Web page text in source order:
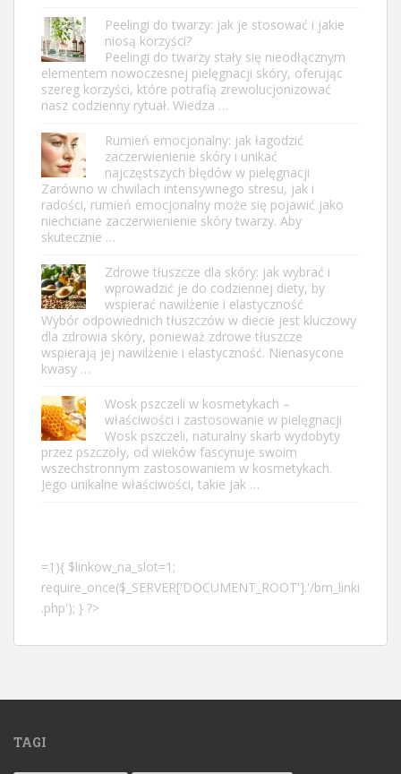
Peelingi do twarzy: jak je stosować i jakie
niosą korzyści?
Peelingi do twarzy stały się nieodłącznym
elementem nowoczesnej pielęgnacji skóry, oferując
szereg korzyści, które potrafią zrewolucjonizować
nasz codzienny rytuał. Wiedza …
Rumień emocjonalny: jak łagodzić
zaczerwienienie skóry i unikać
najczęstszych błędów w pielęgnacji
Zarówno w chwilach intensywnego stresu, jak i
radości, rumień emocjonalny może się pojawić jako
niechciane zaczerwienienie skóry twarzy. Aby
skutecznie …
Zdrowe tłuszcze dla skóry: jak wybrać i
wprowadzić je do codziennej diety, by
wspierać nawilżenie i elastyczność
Wybór odpowiednich tłuszczów w diecie jest kluczowy
dla zdrowia skóry, ponieważ zdrowe tłuszcze
wspierają jej nawilżenie i elastyczność. Nienasycone
kwasy …
Wosk pszczeli w kosmetykach –
właściwości i zastosowanie w pielęgnacji
Wosk pszczeli, naturalny skarb wydobyty
przez pszczoły, od wieków fascynuje swoim
wszechstronnym zastosowaniem w kosmetykach.
Jego unikalne właściwości, takie jak …
=1){ $linkow_na_slot=1;
require_once($_SERVER['DOCUMENT_ROOT'].'/bm_linki
.php'); } ?>
TAGI